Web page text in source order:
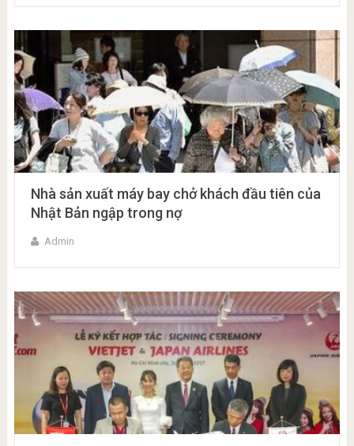
Nhà sản xuất máy bay chở khách đầu tiên của
Nhật Bản ngập trong nợ
Admin